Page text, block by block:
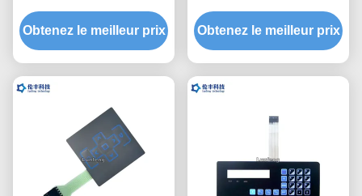
FAMILIER, OEM tactile
de commutateur de dôme
en métal
Obtenez le meilleur prix
l'Autotype F150, clavier
numérique tactile de
commutateur d'ANIMAL
Obtenez le meilleur prix